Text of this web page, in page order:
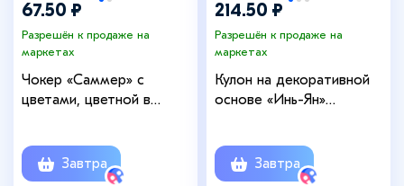
67.50 ₽
Разрешён к продаже на
маркетах
Чокер «Саммер» с
цветами, цветной в
Завтра
214.50 ₽
Разрешён к продаже на
маркетах
Кулон на декоративной
основе «Инь-Ян»
серебре, L=55 см
Завтра